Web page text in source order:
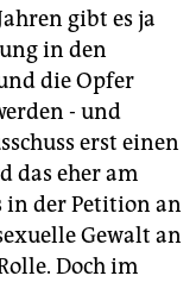
gibt es ja
in den
die Opfer
- und
erst einen
das eher am
in der Petition an
Gewalt an
Doch im